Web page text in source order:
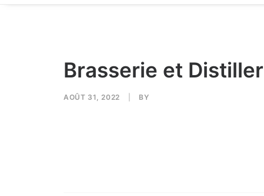
Brasserie et
AOÛT 31, 2022 BY